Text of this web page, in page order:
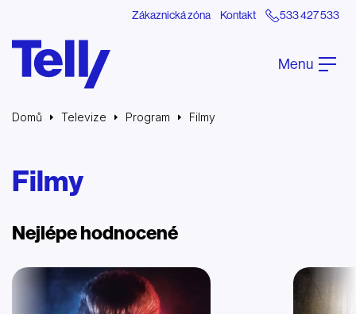
Zákaznická zóna Kontakt 533 427 533
Menu
Domů Televize Program Filmy
Filmy
Nejlépe hodnocené